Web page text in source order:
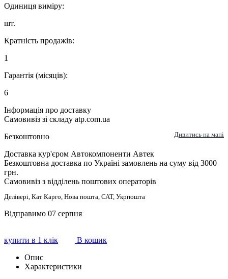
Одиниця виміру:
шт.
Кратність продажів:
1
Гарантія (місяців):
6
Інформація про доставку
Самовивіз зі складу atp.com.ua
Безкоштовно
Дивитись на мапі
Доставка кур'єром Автокомпоненти Автек
Безкоштовна доставка по Україні замовлень на суму від 3000
грн.
Самовивіз з відділень поштових операторів
Делівері, Кат Карго, Нова пошта, САТ, Укрпошта
Відправимо 07 серпня
купити в 1 клік
В кошик
Опис
Характеристики